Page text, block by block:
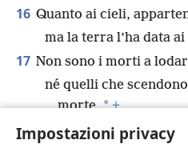
Impostazioni privacy
16 Quanto ai cieli,
ma la terra l’ha data
17 Non sono i morti a
né quelli che
morte. * +
18 Ma noi loderemo Iah,